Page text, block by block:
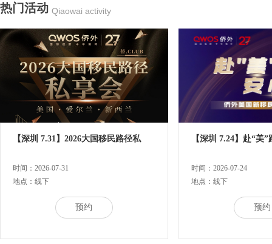
热门活动 Qiaowai activity
【深圳 7.31】2026大国移民路径私
时间：2026-07-31
地点：线下
预约
【深圳 7.24】赴“美
时间：2026-07-24
地点：线下
预约